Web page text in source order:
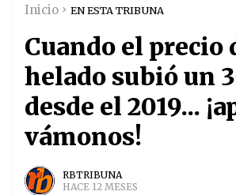
Inicio EN ESTA TRIBUNA
Cuando el precio
helado subió un
desde el 2019...
vámonos!
RBTRIBUNA
HACE 12 MESES